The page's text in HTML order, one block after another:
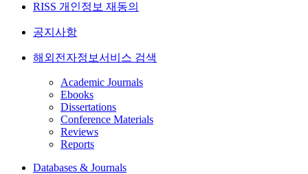
RISS 개인정보 재동의
공지사항
해외전자정보서비스 검색
Academic Journals
Ebooks
Dissertations
Conference Materials
Reviews
Reports
Databases & Journals